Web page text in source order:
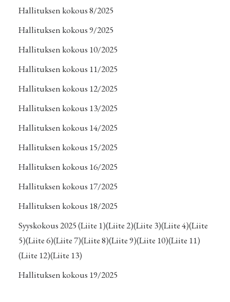
Hallituksen kokous 8/2025
Hallituksen kokous 9/2025
Hallituksen kokous 10/2025
Hallituksen kokous 11/2025
Hallituksen kokous 12/2025
Hallituksen kokous 13/2025
Hallituksen kokous 14/2025
Hallituksen kokous 15/2025
Hallituksen kokous 16/2025
Hallituksen kokous 17/2025
Hallituksen kokous 18/2025
Syyskokous 2025(Liite 1)(Liite 2)(Liite 3)(Liite 4)(Liite
5)(Liite 6)(Liite 7)(Liite 8)(Liite 9)(Liite 10)(Liite 11)
(Liite 12)(Liite 13)
Hallituksen kokous 19/2025